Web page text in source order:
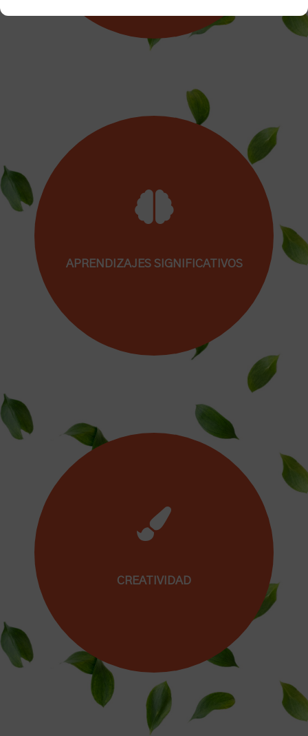
Porque crees que la misión de un colegio es
innovadoras a retos cada vez más complejos, y
no sólo a memorizar.
APRENDIZAJES SIGNIFICATIVOS
Porque sabes que los aprendizajes significativos
son más profundos y duraderos que aquellos
que carecen de sentido para el alumnado.
CREATIVIDAD